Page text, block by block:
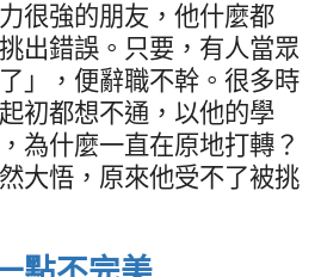
很強的朋友，他什麼都
出錯誤。只要，有人當眾
」，便辭職不幹。很多時
初都想不通，以他的學
為什麼一直在原地打轉？
大悟，原來他受不了被挑